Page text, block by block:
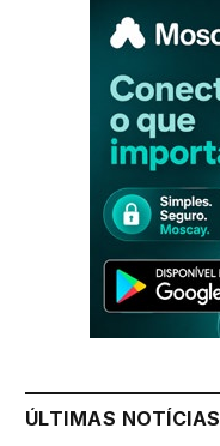
ÚLTIMAS NOTÍCIAS